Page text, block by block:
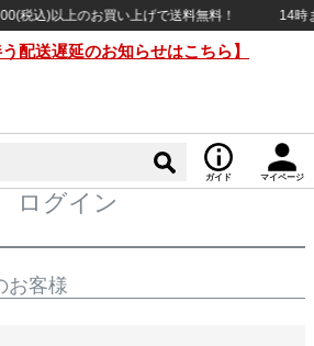
税込)以上のお買い上げで送料無料！ 14時
う配送遅延のお知らせはこちら】
ガイド マイページ
ログイン
お客様